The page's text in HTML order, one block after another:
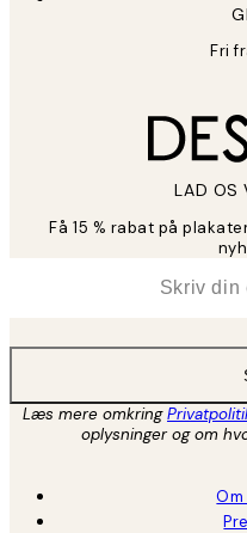
Fri
LAD OS
Få 15 % rabat på
Læs mere omkring
oplysninger og om
Om